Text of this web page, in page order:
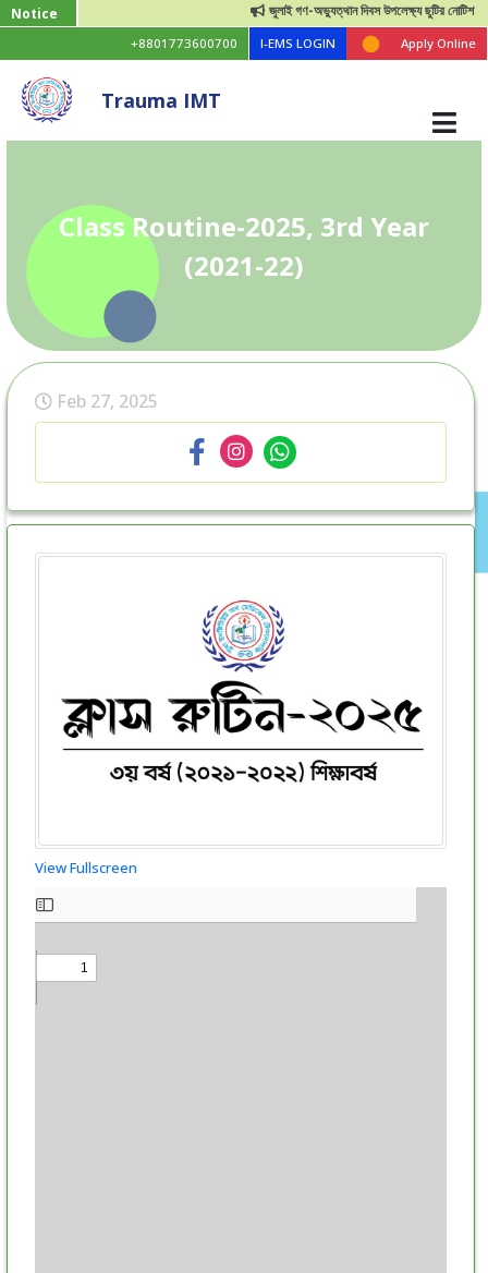
Notice জুলাই গণ-অভ্যুত্থান দিবস উপলেক্ষ্য ছুটির নোটিশ
+8801773600700 I-EMS LOGIN Apply Online
Trauma IMT
Class Routine-2025, 3rd Year
(2021-22)
Feb 27, 2025
View Fullscreen
to
PDF
content